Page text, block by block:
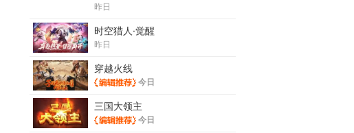
昨日
时空猎人·觉醒
昨日
穿越火线
今日
三国大领主
今日